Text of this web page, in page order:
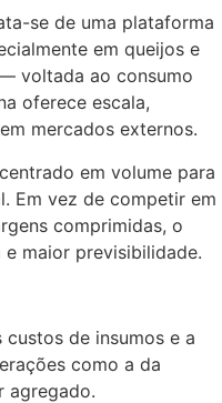
se de uma plataforma
em queijos e
voltada ao consumo
oferece escala,
mercados externos.
em volume para
Em vez de competir em
comprimidas, o
maior previsibilidade.
de insumos e a
como a da
agregado.